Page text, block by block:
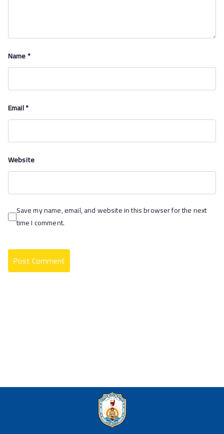
Name*
Email*
Website
Save my name, email, and website in this browser for the next
time I comment.